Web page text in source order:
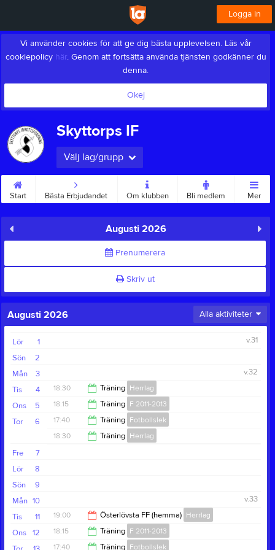
Logga in
Vi använder cookies för att ge dig bästa upplevelsen. Läs vår
cookiepolicy här. Genom att fortsätta använda tjänsten godkänner du
denna.
Okej
Skyttorps IF
Välj lag/grupp
Start Bästa Erbjudandet Om klubben Bli medlem Mer
Augusti 2026
Prenumerera
Skriv ut
Augusti 2026 Alla aktiviteter
1
Lör
v.31
2
Sön
3
Mån
v.32
4
Tis 18:30 Träning Herrlag
20:00
5
Ons 18:15 Träning F 2011-2013
19:15
6
Tor 17:40 Träning Fotbollslek
18:30 Träning Herrlag
7
Fre
8
Lör
9
Sön
10
Mån
v.33
11
Tis 19:00 Österlövsta FF (hemma) Herrlag
21:00
12
Ons 18:15 Träning F 2011-2013
17:40 Träning Fotbollslek